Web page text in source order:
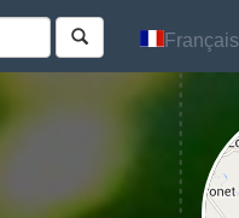
Français
Français